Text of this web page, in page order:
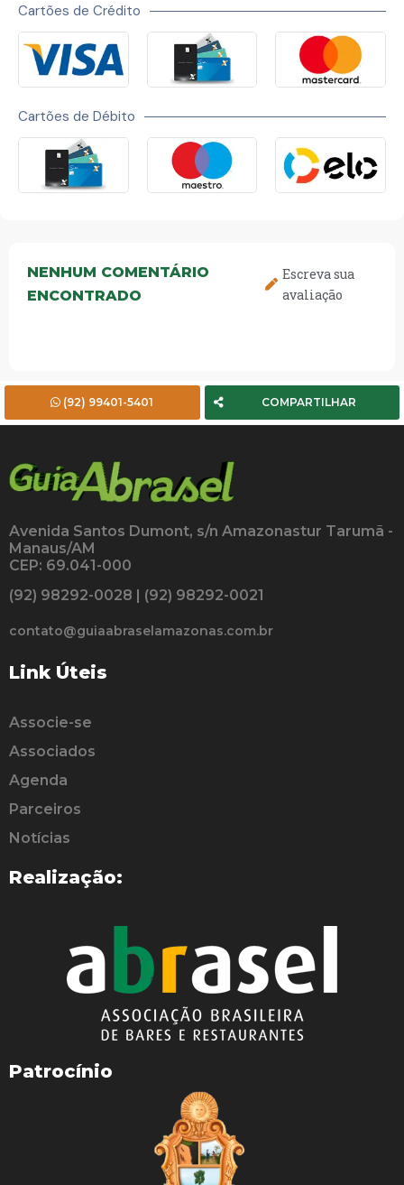
Cartões de Crédito
Cartões de Débito
NENHUM COMENTÁRIO
ENCONTRADO
Escreva sua
avaliação
(92) 99401-5401 COMPARTILHAR
Avenida Santos Dumont, s/n Amazonastur Tarumã -
Manaus/AM
CEP: 69.041-000
(92) 98292-0028 | (92) 98292-0021
contato@guiaabraselamazonas.com.br
Link Úteis
Associe-se
Associados
Agenda
Parceiros
Notícias
Realização:
Patrocínio